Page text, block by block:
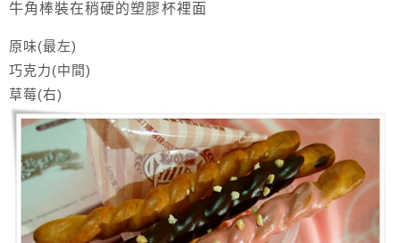
牛角棒裝在稍硬的塑膠杯裡面
原味(最左)
巧克力(中間)
草莓(右)